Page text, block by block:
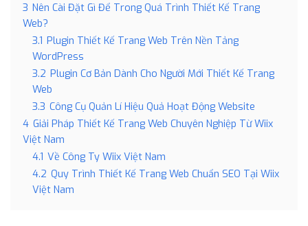
3 Nên Cài Đặt Gì Để Trong Quá Trình Thiết Kế Trang
Web?
3.1 Plugin Thiết Kế Trang Web Trên Nền Tảng
WordPress
3.2 Plugin Cơ Bản Dành Cho Người Mới Thiết Kế Trang
Web
3.3 Công Cụ Quản Lí Hiệu Quả Hoạt Động Website
4 Giải Pháp Thiết Kế Trang Web Chuyên Nghiệp Từ Wiix
Việt Nam
4.1 Về Công Ty Wiix Việt Nam
4.2 Quy Trình Thiết Kế Trang Web Chuẩn SEO Tại Wiix
Việt Nam